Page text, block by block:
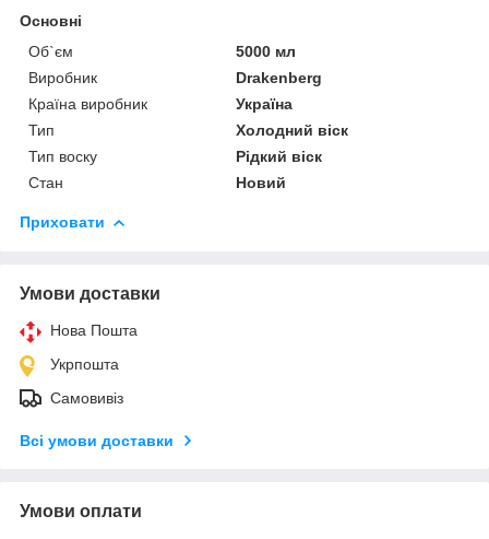
Основні
Об`єм
5000 мл
Виробник
Drakenberg
Країна виробник
Україна
Тип
Холодний віск
Тип воску
Рідкий віск
Стан
Новий
Приховати
Умови доставки
Нова Пошта
Укрпошта
Самовивіз
Всі умови доставки
Умови оплати